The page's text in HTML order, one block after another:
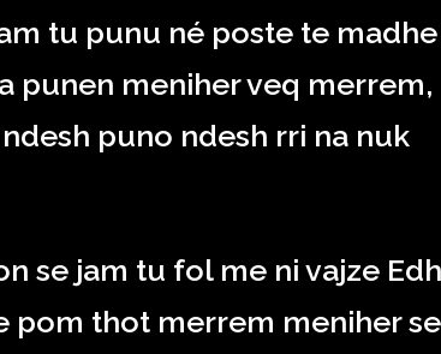
tu punu né poste te madhe
punen meniher veq merrem,
puno ndesh rri na nuk
se jam tu fol me ni vajze
pom thot merrem meniher se